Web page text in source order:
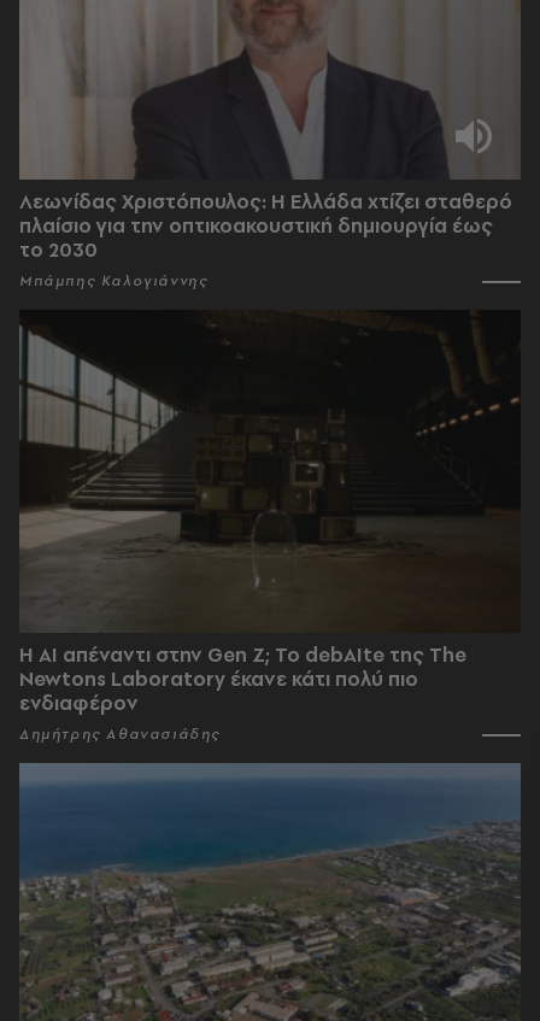
Λεωνίδας Χριστόπουλος: Η Ελλάδα χτίζει σταθερό
πλαίσιο για την οπτικοακουστική δημιουργία έως
το 2030
Μπάμπης Καλογιάννης
Η AI απέναντι στην Gen Z; Το debAIte της The
Newtons Laboratory έκανε κάτι πολύ πιο
ενδιαφέρον
Δημήτρης Αθανασιάδης